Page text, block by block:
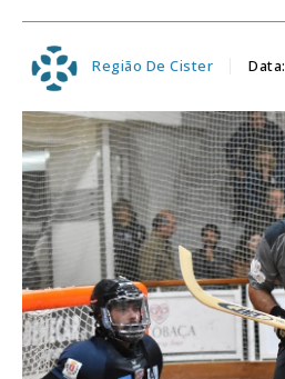
Região De Cister Data: